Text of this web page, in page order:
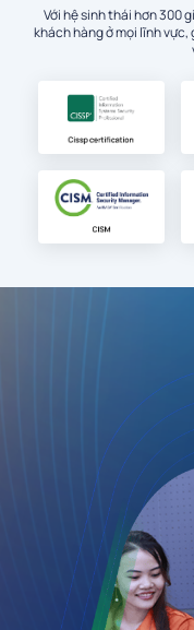
Với hệ sinh thái hơn 300
khách hàng ở mọi lĩnh